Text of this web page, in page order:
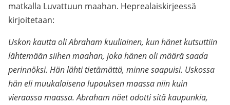
matkalla Luvattuun maahan. Heprealaiskirjeessä
kirjoitetaan:
Uskon kautta oli Abraham kuuliainen, kun hänet kutsuttiin
lähtemään siihen maahan, joka hänen oli määrä saada
perinnöksi. Hän lähti tietämättä, minne saapuisi. Uskossa
hän eli muukalaisena lupauksen maassa niin kuin
vieraassa maassa. Abraham näet odotti sitä kaupunkia,